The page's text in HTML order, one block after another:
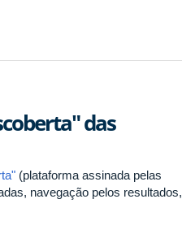
das
(plataforma assinada pelas
navegação pelos resultados,